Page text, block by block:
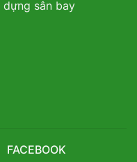
dựng sân bay
FACEBOOK